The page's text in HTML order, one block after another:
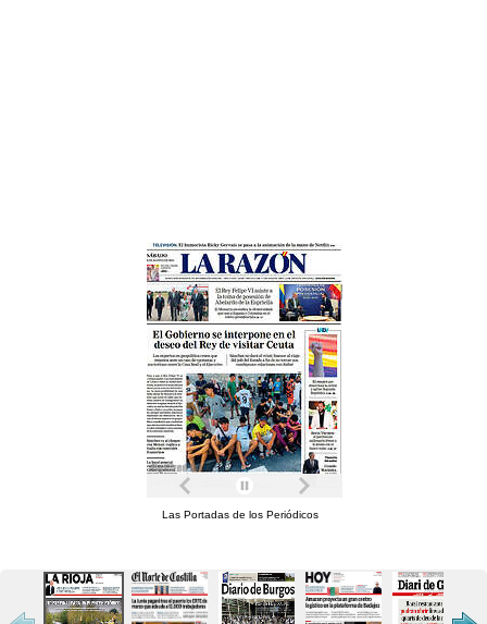
Las Portadas de los Periódicos